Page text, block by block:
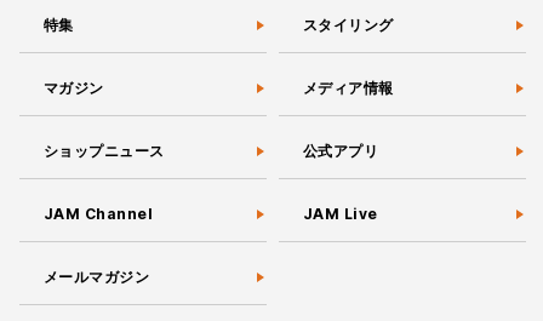
特集 スタイリング
マガジン メディア情報
ショップニュース 公式アプリ
JAM Channel JAM Live
メールマガジン